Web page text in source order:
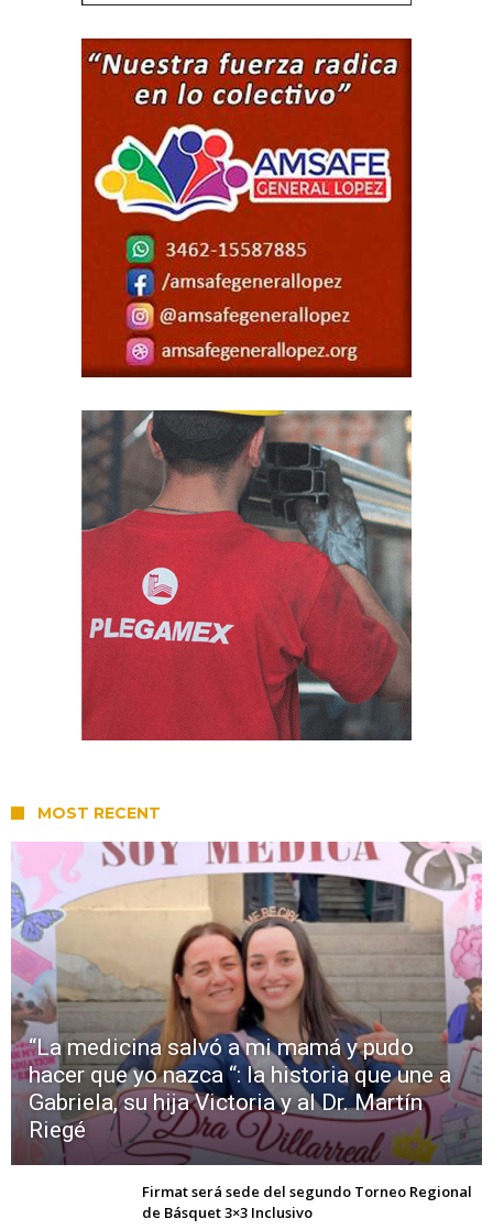
MOST RECENT
“La medicina salvó a mi mamá y pudo
hacer que yo nazca “: la historia que une a
Gabriela, su hija Victoria y al Dr. Martín
Riegé
Firmat será sede del segundo Torneo Regional
de Básquet 3×3 Inclusivo